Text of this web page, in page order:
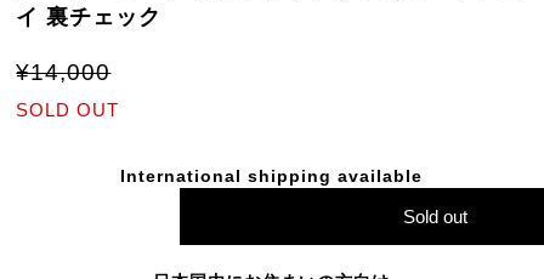
イ 裏チェック
¥14,000
SOLD OUT
International shipping available
Sold out